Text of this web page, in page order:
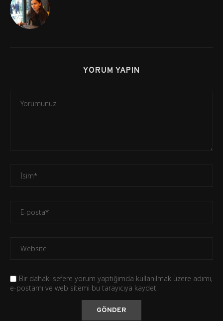
YORUM YAPIN
Bir dahaki sefere yorum yaptığımda kullanılmak üzere adımı,
e-postamı ve web sitemi bu tarayıcıya kaydet.